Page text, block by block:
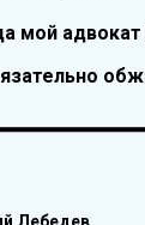
мой